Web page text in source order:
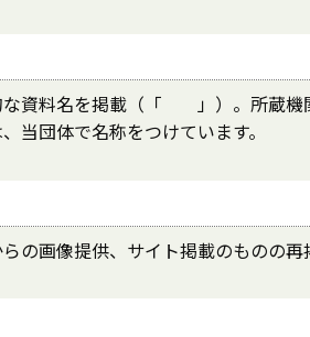
な資料名を掲載（「 」）。所蔵機
当団体で名称をつけています。
の画像提供、サイト掲載のものの再